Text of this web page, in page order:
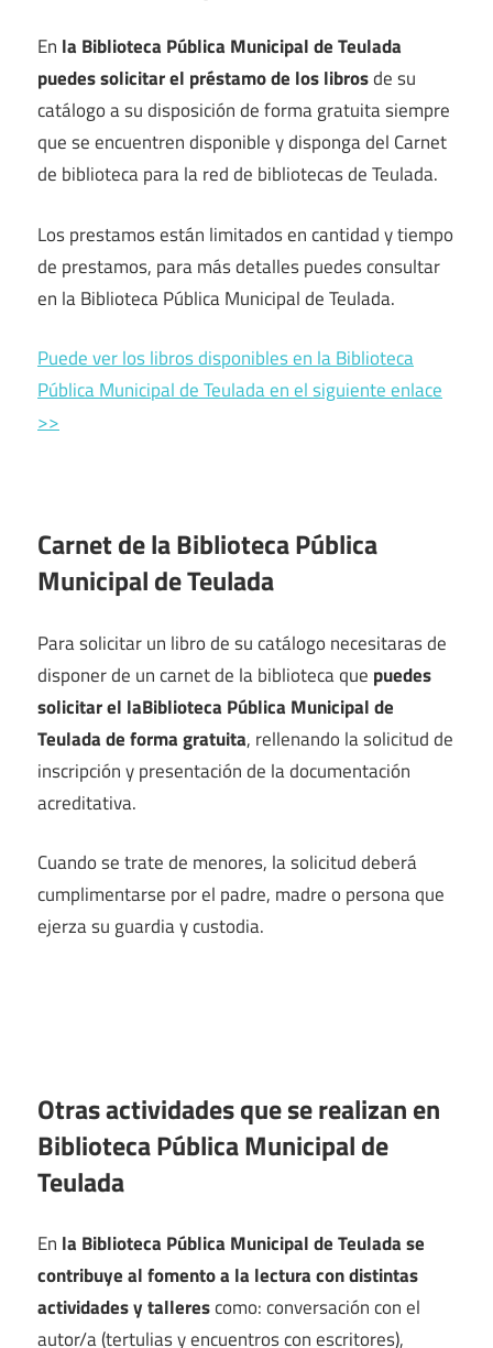
En la Biblioteca Pública Municipal de Teulada
puedes solicitar el préstamo de los librosde su
catálogo a su disposición de forma gratuita siempre
que se encuentren disponible y disponga del Carnet
de biblioteca para la red de bibliotecas de Teulada.
Los prestamos están limitados en cantidad y tiempo
de prestamos, para más detalles puedes consultar
en la Biblioteca Pública Municipal de Teulada.
Puede ver los libros disponibles en la Biblioteca
Pública Municipal de Teulada en el siguiente enlace
>>
Carnet de la Biblioteca Pública
Municipal de Teulada
Para solicitar un libro de su catálogo necesitaras de
disponer de un carnet de la biblioteca que puedes
solicitar el laBiblioteca Pública Municipal de
Teulada de forma gratuita, rellenando la solicitud de
inscripción y presentación de la documentación
acreditativa.
Cuando se trate de menores, la solicitud deberá
cumplimentarse por el padre, madre o persona que
ejerza su guardia y custodia.
Otras actividades que se realizan en
Biblioteca Pública Municipal de
Teulada
En la Biblioteca Pública Municipal de Teulada se
contribuye al fomento a la lectura con distintas
actividades y tallerescomo: conversación con el
autor/a (tertulias y encuentros con escritores),